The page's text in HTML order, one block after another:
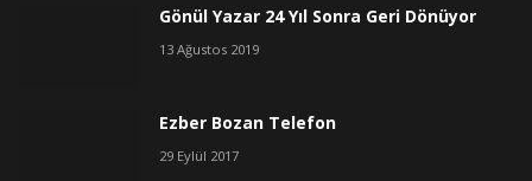
Gönül Yazar 24 Yıl Sonra Geri Dönüyor
13 Ağustos 2019
Ezber Bozan Telefon
29 Eylül 2017